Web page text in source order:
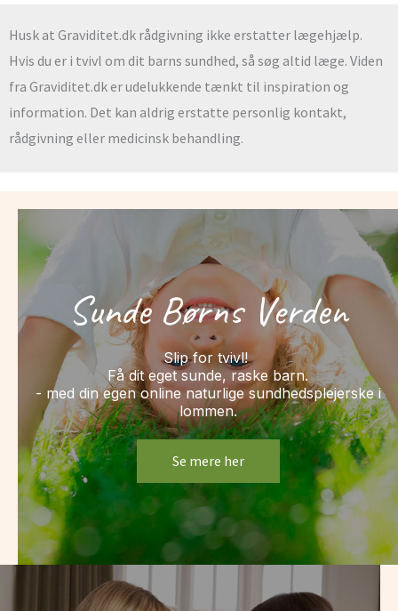
Husk at Graviditet.dk rådgivning ikke erstatter lægehjælp.
Hvis du er i tvivl om dit barns sundhed, så søg altid læge. Viden
fra Graviditet.dk er udelukkende tænkt til inspiration og
information. Det kan aldrig erstatte personlig kontakt,
rådgivning eller medicinsk behandling.
Sunde Børns Verden
Slip for tvivl!
Få dit eget sunde, raske barn.
- med din egen online naturlige sundhedsplejerske i
lommen.
Se mere her